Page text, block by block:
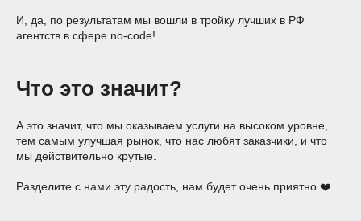
И, да, по результатам мы вошли в тройку лучших в РФ
агентств в сфере no-code!
Что это значит?
А это значит, что мы оказываем услуги на высоком уровне,
тем самым улучшая рынок, что нас любят заказчики, и что
мы действительно крутые.
Разделите с нами эту радость, нам будет очень приятно ❤️